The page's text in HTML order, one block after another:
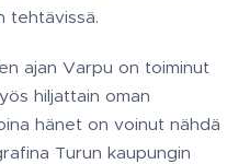
tehtävissä.
ajan Varpu on toiminut
hiljattain oman
hänet on voinut nähdä
Turun kaupungin